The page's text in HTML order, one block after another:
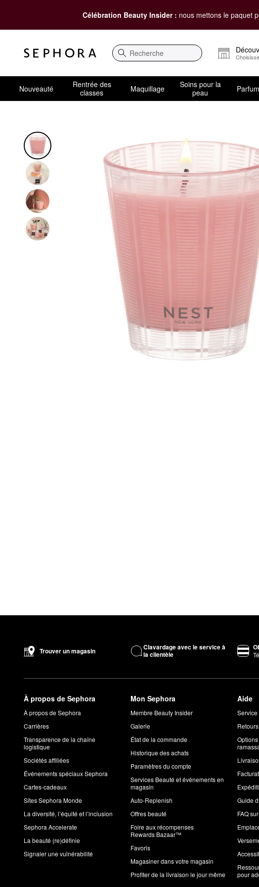
Célébration Beauty Insider : nous mettons le paquet
Recherche
Nouveauté
Rentrée des
classes
Maquillage
Soins pour la
peau
Trouver un magasin
Clavardage avec le service à
la clientèle
À propos de Sephora
À propos de Sephora
Carrières
Transparence de la chaîne
logistique
Sociétés affiliées
Événements spéciaux Sephora
Cartes-cadeaux
Sites Sephora Monde
La diversité, l’équité et l’inclusion
Sephora Accelerate
La beauté (re)définie
Signaler une vulnérabilité
Mon Sephora
Membre Beauty Insider
Galerie
État de la commande
Historique des achats
Paramètres du compte
Services Beauté et événements en
magasin
Auto-Replenish
Offres beauté
Foire aux récompenses
Rewards Bazaar™
Favoris
Magasiner dans votre magasin
Profiter de la livraison le jour même
Aide
Guide
FAQ
pour